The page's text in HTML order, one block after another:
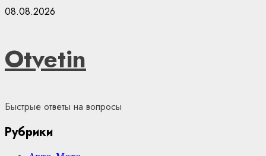
Skip
08.08.2026
Otvetin
Быстрые ответы на вопросы
Рубрики